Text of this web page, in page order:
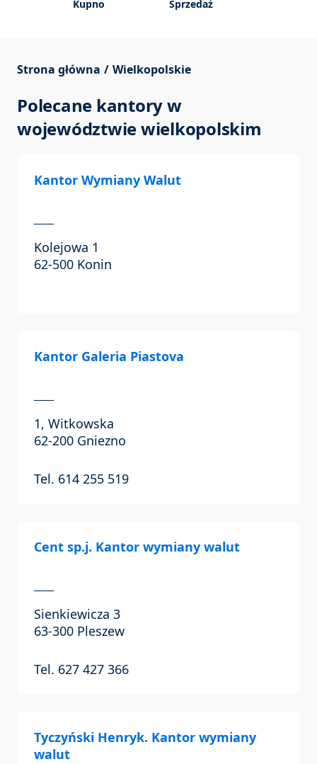
Kupno Sprzedaż
Strona główna Wielkopolskie
Polecane kantory w
województwie wielkopolskim
Kantor Wymiany Walut
Kolejowa 1
62-500 Konin
Kantor Galeria Piastova
1, Witkowska
62-200 Gniezno
Tel. 614 255 519
Cent sp.j. Kantor wymiany walut
Sienkiewicza 3
63-300 Pleszew
Tel. 627 427 366
Tyczyński Henryk. Kantor wymiany
walut